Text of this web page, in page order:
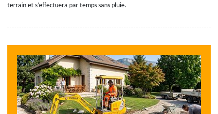
terrain et s’effectuera par temps sans pluie.